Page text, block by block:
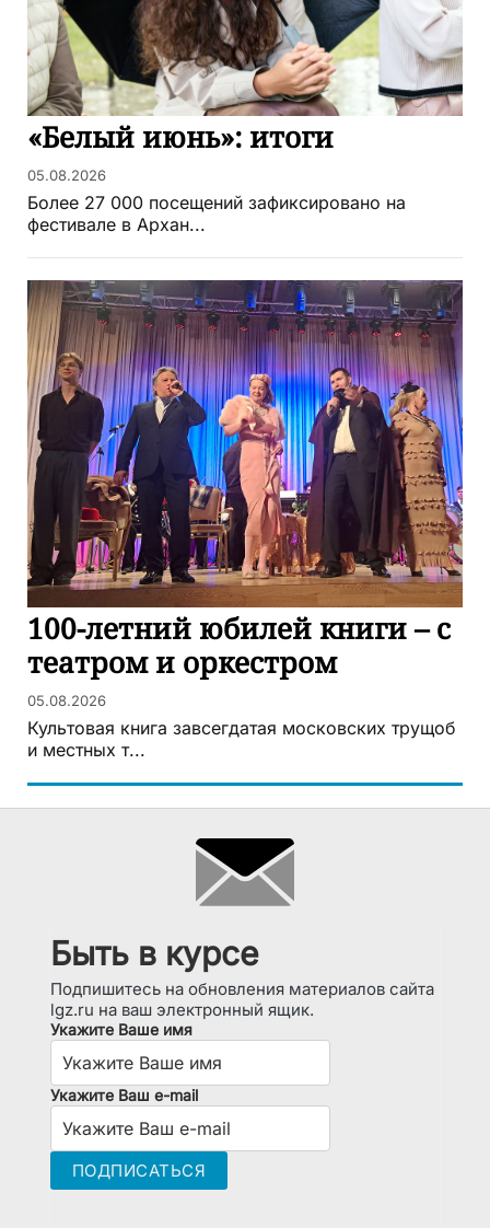
«Белый июнь»: итоги
05.08.2026
Более 27 000 посещений зафиксировано на
фестивале в Архан...
100-летний юбилей книги – с
театром и оркестром
05.08.2026
Культовая книга завсегдатая московских трущоб
и местных т...
Быть в курсе
Подпишитесь на обновления материалов сайта
lgz.ru на ваш электронный ящик.
Укажите Ваше имя
Укажите Ваш e-mail